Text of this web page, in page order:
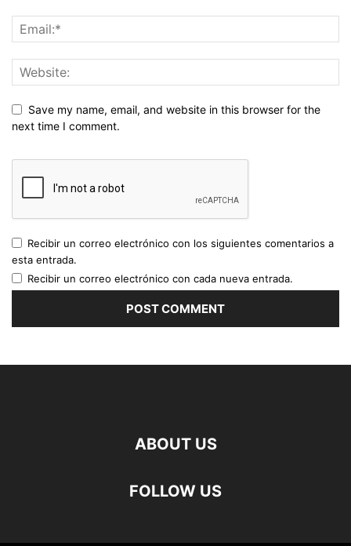
Save my name, email, and website in this browser for the
next time I comment.
Recibir un correo electrónico con los siguientes comentarios a
esta entrada.
Recibir un correo electrónico con cada nueva entrada.
ABOUT US
FOLLOW US